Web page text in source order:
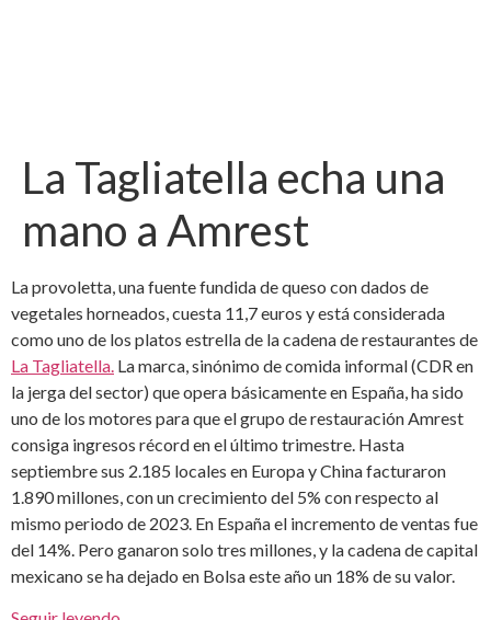
La Tagliatella echa una
mano a Amrest
La provoletta, una fuente fundida de queso con dados de
vegetales horneados, cuesta 11,7 euros y está considerada
como uno de los platos estrella de la cadena de restaurantes de
La Tagliatella. La marca, sinónimo de comida informal (CDR en
la jerga del sector) que opera básicamente en España, ha sido
uno de los motores para que el grupo de restauración Amrest
consiga ingresos récord en el último trimestre. Hasta
septiembre sus 2.185 locales en Europa y China facturaron
1.890 millones, con un crecimiento del 5% con respecto al
mismo periodo de 2023. En España el incremento de ventas fue
del 14%. Pero ganaron solo tres millones, y la cadena de capital
mexicano se ha dejado en Bolsa este año un 18% de su valor.